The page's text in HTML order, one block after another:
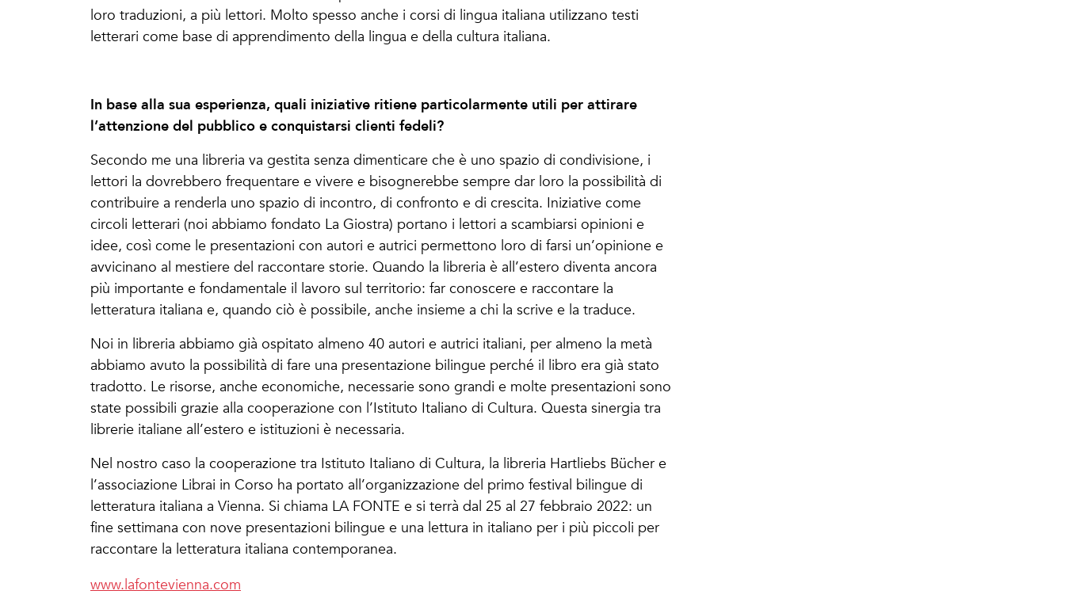
loro traduzioni, a più lettori. Molto spesso anche i corsi di lingua italiana utilizzano testi
letterari come base di apprendimento della lingua e della cultura italiana.
In base alla sua esperienza, quali iniziative ritiene particolarmente utili per attirare
l’attenzione del pubblico e conquistarsi clienti fedeli?
Secondo me una libreria va gestita senza dimenticare che è uno spazio di condivisione, i
lettori la dovrebbero frequentare e vivere e bisognerebbe sempre dar loro la possibilità di
contribuire a renderla uno spazio di incontro, di confronto e di crescita. Iniziative come
circoli letterari (noi abbiamo fondato La Giostra) portano i lettori a scambiarsi opinioni e
idee, così come le presentazioni con autori e autrici permettono loro di farsi un’opinione e
avvicinano al mestiere del raccontare storie. Quando la libreria è all’estero diventa ancora
più importante e fondamentale il lavoro sul territorio: far conoscere e raccontare la
letteratura italiana e, quando ciò è possibile, anche insieme a chi la scrive e la traduce.
Noi in libreria abbiamo già ospitato almeno 40 autori e autrici italiani, per almeno la metà
abbiamo avuto la possibilità di fare una presentazione bilingue perché il libro era già stato
tradotto. Le risorse, anche economiche, necessarie sono grandi e molte presentazioni sono
state possibili grazie alla cooperazione con l’Istituto Italiano di Cultura. Questa sinergia tra
librerie italiane all’estero e istituzioni è necessaria.
Nel nostro caso la cooperazione tra Istituto Italiano di Cultura, la libreria Hartliebs Bücher e
l’associazione Librai in Corso ha portato all’organizzazione del primo festival bilingue di
letteratura italiana a Vienna. Si chiama LA FONTE e si terrà dal 25 al 27 febbraio 2022: un
fine settimana con nove presentazioni bilingue e una lettura in italiano per i più piccoli per
raccontare la letteratura italiana contemporanea.
www.lafontevienna.com